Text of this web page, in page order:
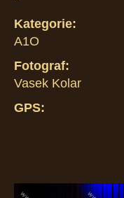
Kategorie:
A1O
Fotograf:
Vasek Kolar
GPS: